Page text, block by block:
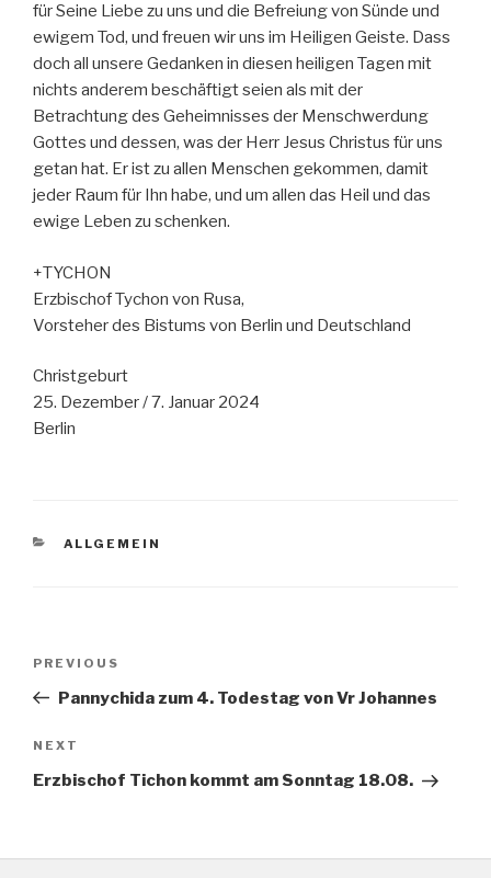
für Seine Liebe zu uns und die Befreiung von Sünde und
ewigem Tod, und freuen wir uns im Heiligen Geiste. Dass
doch all unsere Gedanken in diesen heiligen Tagen mit
nichts anderem beschäftigt seien als mit der
Betrachtung des Geheimnisses der Menschwerdung
Gottes und dessen, was der Herr Jesus Christus für uns
getan hat. Er ist zu allen Menschen gekommen, damit
jeder Raum für Ihn habe, und um allen das Heil und das
ewige Leben zu schenken.
+TYCHON
Erzbischof Tychon von Rusa,
Vorsteher des Bistums von Berlin und Deutschland
Christgeburt
25. Dezember / 7. Januar 2024
Berlin
CATEGORIES
ALLGEMEIN
Previous
Post
PREVIOUS
Pannychida zum 4. Todestag von Vr Johannes
Next
Post
NEXT
Erzbischof Tichon kommt am Sonntag 18.08.